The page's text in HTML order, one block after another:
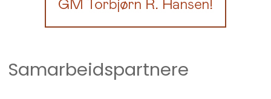
Samarbeidspartnere